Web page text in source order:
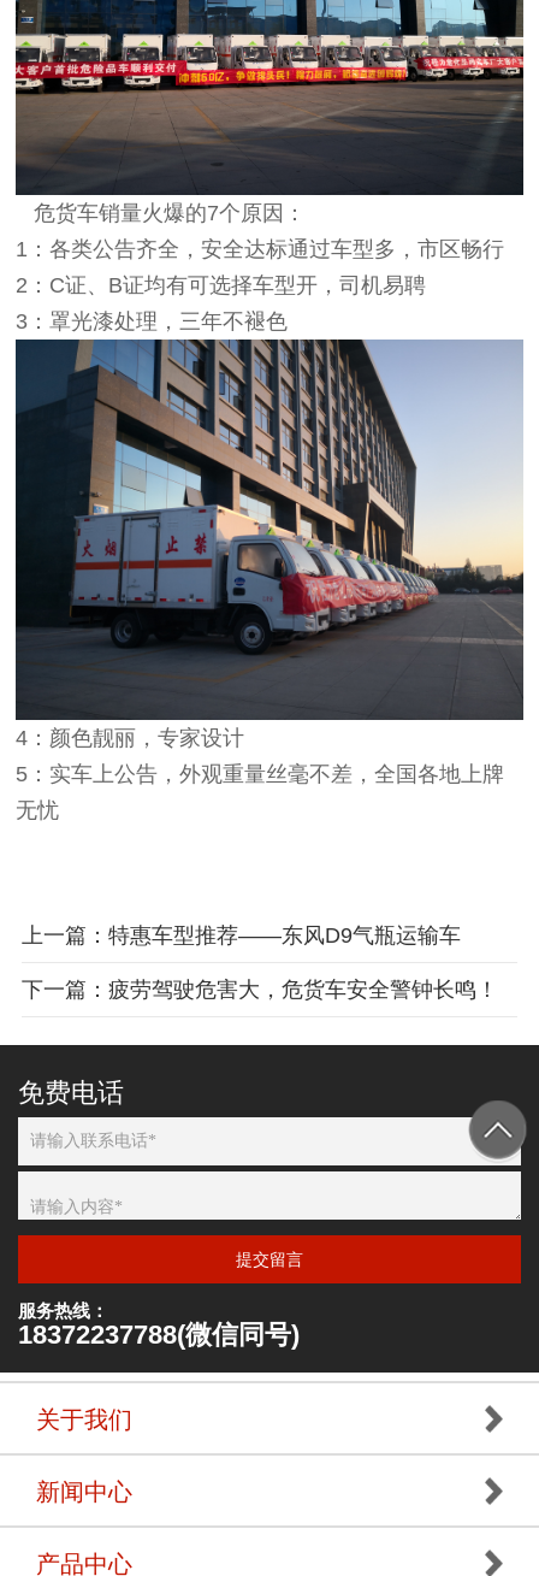
危货车销量火爆的7个原因：
1：各类公告齐全，安全达标通过车型多，市区畅行
2：C证、B证均有可选择车型开，司机易聘
3：罩光漆处理，三年不褪色
4：颜色靓丽，专家设计
5：实车上公告，外观重量丝毫不差，全国各地上牌
无忧
上一篇：特惠车型推荐——东风D9气瓶运输车
下一篇：疲劳驾驶危害大，危货车安全警钟长鸣！
免费电话
提交留言
服务热线：
18372237788(微信同号)
关于我们
新闻中心
产品中心